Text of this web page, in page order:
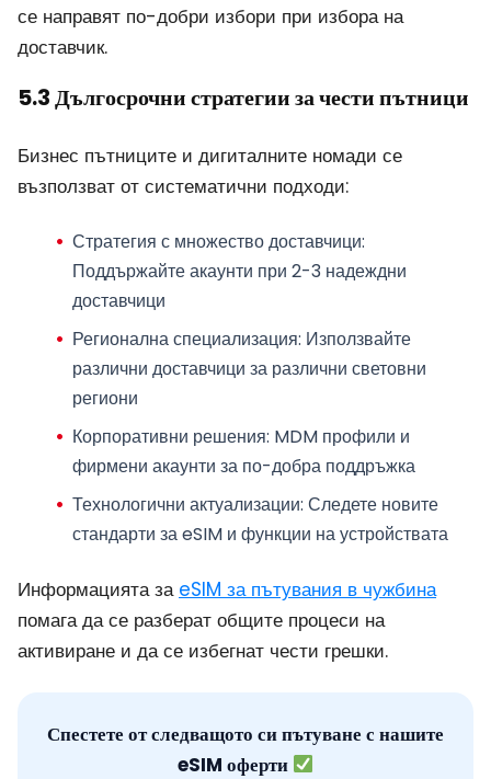
се направят по-добри избори при избора на
доставчик.
5.3 Дългосрочни стратегии за чести пътници
Бизнес пътниците и дигиталните номади се
възползват от систематични подходи:
Стратегия с множество доставчици:
Поддържайте акаунти при 2-3 надеждни
доставчици
Регионална специализация: Използвайте
различни доставчици за различни световни
региони
Корпоративни решения: MDM профили и
фирмени акаунти за по-добра поддръжка
Технологични актуализации: Следете новите
стандарти за eSIM и функции на устройствата
Информацията за eSIM за пътувания в чужбина
помага да се разберат общите процеси на
активиране и да се избегнат чести грешки.
Спестете от следващото си пътуване с нашите
eSIM оферти